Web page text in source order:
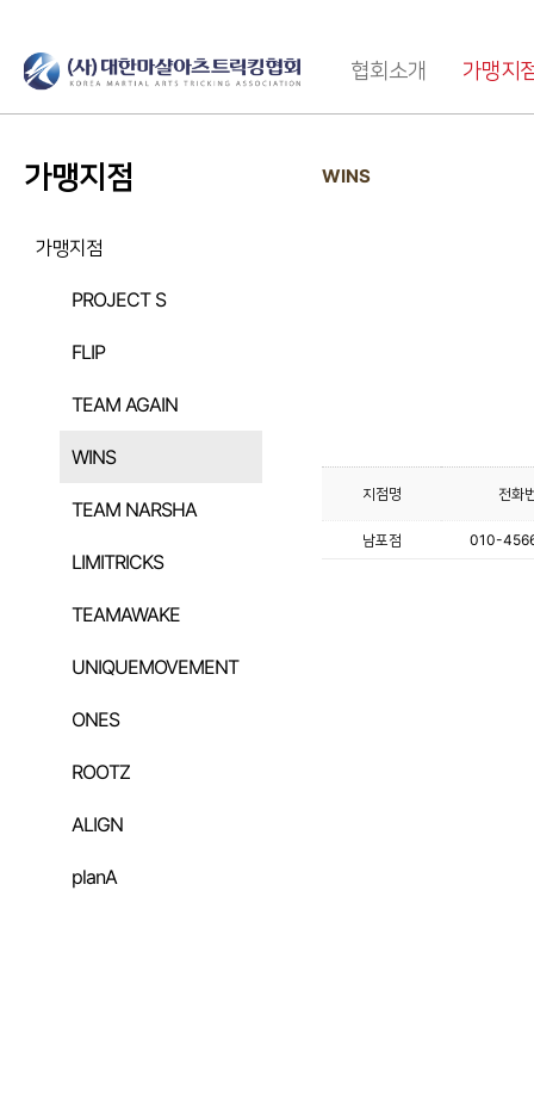
협회소개 가맹지
가맹지점
가맹지점
PROJECT S
FLIP
TEAM AGAIN
WINS
TEAM NARSHA
LIMITRICKS
TEAMAWAKE
UNIQUEMOVEMENT
ONES
ROOTZ
ALIGN
planA
WINS
지점명 전화
남포점 010-